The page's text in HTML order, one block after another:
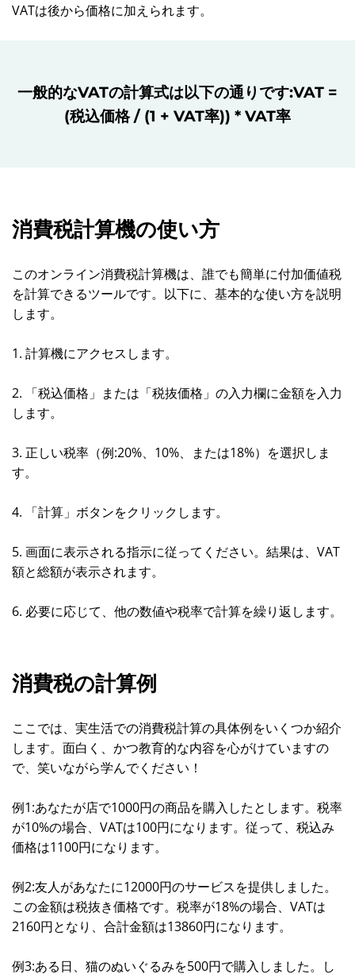
VATは後から価格に加えられます。
一般的なVATの計算式は以下の通りです:VAT =
(税込価格 / (1 + VAT率)) * VAT率
消費税計算機の使い方
このオンライン消費税計算機は、誰でも簡単に付加価値税
を計算できるツールです。以下に、基本的な使い方を説明
します。
1. 計算機にアクセスします。
2. 「税込価格」または「税抜価格」の入力欄に金額を入力
します。
3. 正しい税率（例:20%、10%、または18%）を選択しま
す。
4. 「計算」ボタンをクリックします。
5. 画面に表示される指示に従ってください。結果は、VAT
額と総額が表示されます。
6. 必要に応じて、他の数値や税率で計算を繰り返します。
消費税の計算例
ここでは、実生活での消費税計算の具体例をいくつか紹介
します。面白く、かつ教育的な内容を心がけていますの
で、笑いながら学んでください！
例1:あなたが店で1000円の商品を購入したとします。税率
が10%の場合、VATは100円になります。従って、税込み
価格は1100円になります。
例2:友人があなたに12000円のサービスを提供しました。
この金額は税抜き価格です。税率が18%の場合、VATは
2160円となり、合計金額は13860円になります。
例3:ある日、猫のぬいぐるみを500円で購入しました。し